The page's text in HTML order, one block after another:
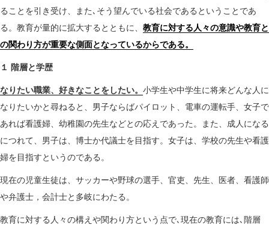
ることを引き受け、また､そう望んでいる社会であるということであ
る。教育が量的に拡大するとともに、 教育に対する人々の意識や教育と
の関わり方が重要な側面となっているからである。
１ 階層と学歴
なりたい職業、好きなことをしたい。 小学生や中学生に将来どんな人に
なりたいかと尋ねると、男子ならばパイロット、電車の運転手、女子で
あれば看護婦、幼稚園の先生などとの応えであった。また、成人になる
につれて、男子は、博士か代議士を目指す。女子は、学校の先生や看護
婦を目指すというのである。
現在の児童生徒は、サッカーや野球の選手、官吏、先生、医者、看護師
や弁護士，会計士と多岐にわたる。
教育に対する人々の構えや関わり方という点で､現在の教育には､階層